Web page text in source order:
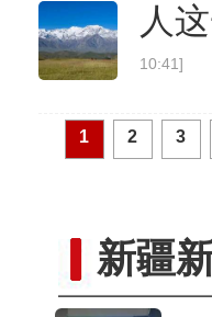
人
10:41]
1 2 3
新疆